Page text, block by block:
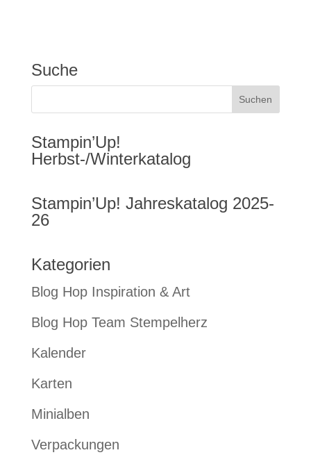
Suche
Stampin’Up!
Herbst-/Winterkatalog
Stampin’Up! Jahreskatalog 2025-
26
Kategorien
Blog Hop Inspiration & Art
Blog Hop Team Stempelherz
Kalender
Karten
Minialben
Verpackungen